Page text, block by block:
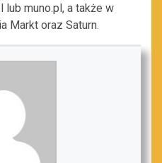
muno.pl, a także w
Markt oraz Saturn.